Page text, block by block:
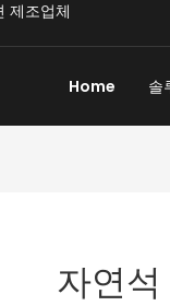
루션 제조업체
Home 솔
자연